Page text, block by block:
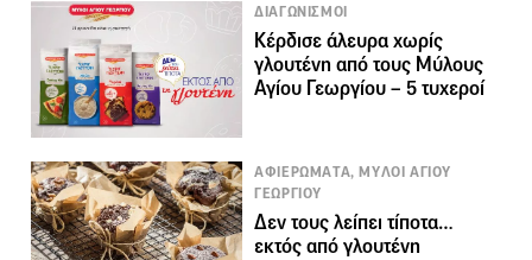
ΔΙΑΓΩΝΙΣΜΟΙ
Κέρδισε άλευρα χωρίς
γλουτένη από τους Μύλους
Αγίου Γεωργίου – 5 τυχεροί
ΑΦΙΕΡΩΜΑΤΑ, ΜΥΛΟΙ ΑΓΙΟΥ
ΓΕΩΡΓΙΟΥ
Δεν τους λείπει τίποτα…
εκτός από γλουτένη